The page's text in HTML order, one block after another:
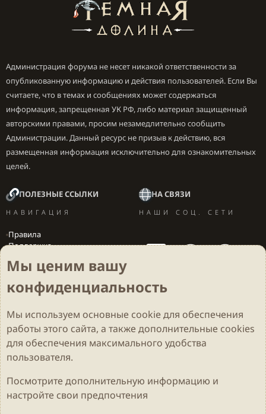
Администрация форума не несет никакой ответственности за
опубликованную информацию и действия пользователей. Если Вы
считаете, что в темах и сообщениях может содержаться
информация, запрещенная УК РФ, либо материал защищенный
авторскими правами, просим незамедлительно сообщить
Администрации. Данный ресурс не призыв к действию, вся
размещенная информация исключительно для ознакомительных
целей.
ПОЛЕЗНЫЕ ССЫЛКИ
НАВИГАЦИЯ
Правила
Поддержка
Локализация игр
НА СВЯЗИ
НАШИ СОЦ. СЕТИ
Cookies Darkdale - Основа [v.2.3.2 rc1] 🔥
Русский (RU)
Обратная связь
Условия и правила
Политика конфиденциальности
Помощь
R
ЛокализацияLiaNdrY
Мы ценим вашу
конфиденциальность
Мы используем основные cookieдля обеспечения
работы этого сайта, а также дополнительные cookies
для обеспечения максимального удобства
пользователя.
Посмотрите дополнительную информацию и
настройте свои предпочтения